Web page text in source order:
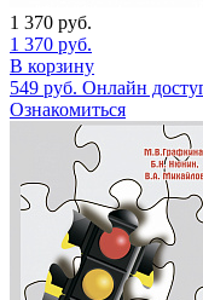
1 370 руб.
1 370 руб.
В корзину
549 руб. Онлайн
Ознакомиться